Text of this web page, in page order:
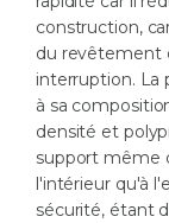
construction,
du revêtement
interruption. La
à sa
densité et
support même
l'intérieur qu'à
sécurité, étant